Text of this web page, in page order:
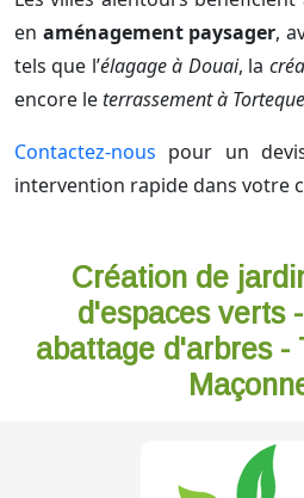
en aménagement paysager,
tels que l’élagage à Douai, la
encore leterrassement à
Contactez-nous pour un
intervention rapide dans votre
Création de
d'espaces verts
abattage d'arbres -